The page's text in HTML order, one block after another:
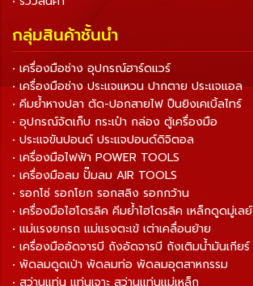
กลุ่มสินค้าชั้นนำ
• เครื่องมือช่าง อุปกรณ์ฮาร์ดแวร์
• เครื่องมือช่าง ประแจแหวน ปากตาย ประแจแอล
• คีมย้ำหางปลา ตัด-ปอกสายไฟ ปืนยิงเคเบิ้ลไทร์
• อุปกรณ์จัดเก็บ กระเป๋า กล่อง ตู้เครื่องมือ
• ประแจขันปอนด์ ประแจปอนด์ดิจิตอล
• เครื่องมือไฟฟ้า POWER TOOLS
• เครื่องมือลม ปั๊มลม AIR TOOLS
• รอกโซ่ รอกโยก รอกสลิง รอกกว้าน
• เครื่องมือไฮโดรลิค คีมย้ำไฮโดรลิค เหล็กดูดมู่เลย์
• แม่แรงยกรถ แม่แรงตะเข้ เต่าเคลื่อนย้าย
• เครื่องมืออัดจารบี ถังอัดจารบี ถังเติมน้ำมันเกียร์
• พัดลมดูดเป่า พัดลมท่อ พัดลมอุตสาหกรรม